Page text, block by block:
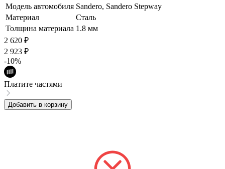
Модель автомобиля Sandero, Sandero Stepway
Материал
Сталь
Толщина материала 1.8 мм
2 620 ₽
2 923 ₽
-10%
Платите частями
Добавить в корзину